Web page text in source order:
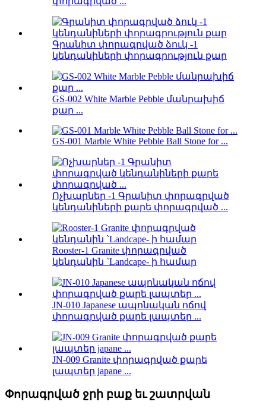
Գրանիտ փորագրված ձուկ -1
կենդանիների փորագրություն քար
GS-002 White Marble Pebble մանրախիճ
քար ...
GS-001 Marble White Pebble Ball Stone for ...
Ոչխարներ -1 Գրանիտ փորագրված
կենդանիների քարե փորագրված ...
Rooster-1 Granite փորագրված
կենդանին `Landcape- ի համար
JN-010 Japanese ապոնական ոճով
փորագրված քարե լապտեր ...
JN-009 Granite փորագրված քարե
լապտեր japane ...
Փորագրված ջրի բաք եւ շատրվան